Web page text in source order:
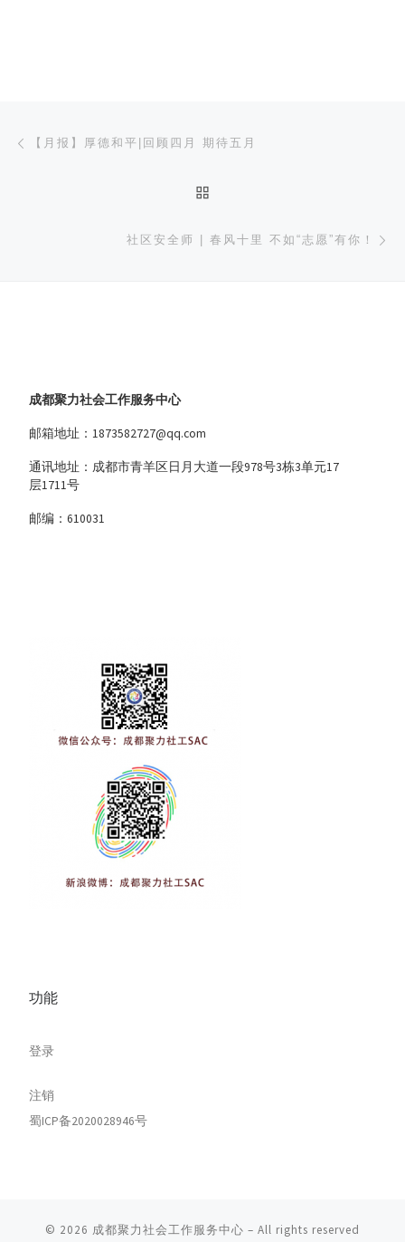
文章导航
【月报】厚德和平|回顾四月 期待五月
社区安全师 | 春风十里 不如“志愿”有你！
成都聚力社会工作服务中心
邮箱地址：1873582727@qq.com
通讯地址：成都市青羊区日月大道一段978号3栋3单元17
层1711号
邮编：610031
功能
登录
注销
蜀ICP备2020028946号
© 2026 成都聚力社会工作服务中心 – All rights reserved